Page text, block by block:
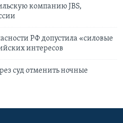
компанию JBS,
РФ допустила «силовые
интересов
суд отменить ночные